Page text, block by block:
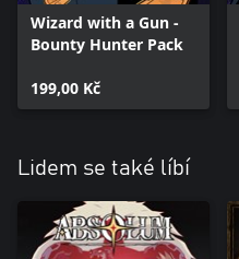
Wizard with a Gun -
Bounty Hunter Pack
199,00 Kč
Lidem se také líbí